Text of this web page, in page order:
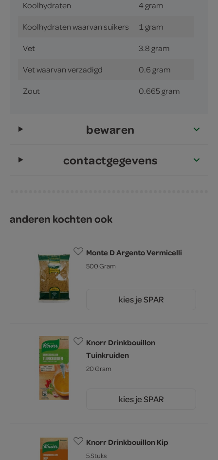
Koolhydraten 4 gram
Koolhydraten waarvan suikers 1 gram
Vet 3.8 gram
Vet waarvan verzadigd 0.6 gram
Zout 0.665 gram
bewaren
contactgegevens
anderen kochten ook
Monte D Argento Vermicelli
500 Gram
kies je SPAR
Knorr Drinkbouillon
Tuinkruiden
20 Gram
kies je SPAR
Knorr Drinkbouillon Kip
5 Stuks